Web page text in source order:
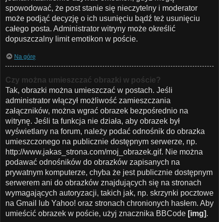
spowodować, że post stanie się nieczytelny i moderator
może podjąć decyzję o ich usunięciu bądź też usunięciu
całego posta. Administrator witryny może określić
dopuszczalny limit emotikon w poście.
Na górę
Czy można umieszczać obrazki w poście?
Tak, obrazki można umieszczać w postach. Jeśli
administrator włączył możliwość zamieszczania
załączników, można wgrać obrazek bezpośrednio na
witrynę. Jeśli ta funkcja nie działa, aby obrazek był
wyświetlany na forum, należy podać odnośnik do obrazka
umieszczonego na publicznie dostępnym serwerze, np.
http://www.jakas_strona.com/moj_obrazek.gif. Nie można
podawać odnośników do obrazków zapisanych na
prywatnym komputerze, chyba że jest publicznie dostępnym
serwerem ani do obrazków znajdujących się na stronach
wymagających autoryzacji, takich jak, np. skrzynki pocztowe
na Gmail lub Yahoo! oraz stronach chronionych hasłem. Aby
umieścić obrazek w poście, użyj znacznika BBCode [img].